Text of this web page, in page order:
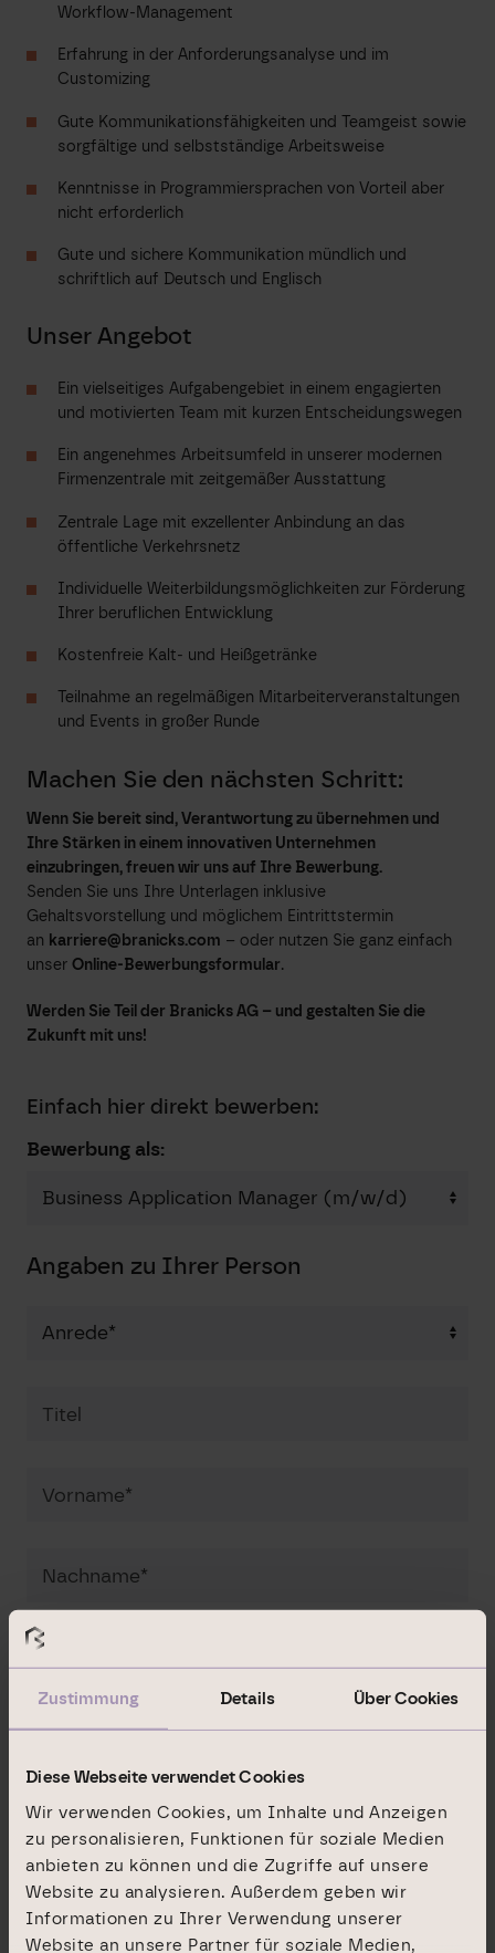
Zustimmung Details Über Cookies
Diese Webseite verwendet Cookies
Wir verwenden Cookies, um Inhalte und Anzeigen
zu personalisieren, Funktionen für soziale Medien
anbieten zu können und die Zugriffe auf unsere
Website zu analysieren. Außerdem geben wir
Informationen zu Ihrer Verwendung unserer
Website an unsere Partner für soziale Medien,
Workflow-Management
Erfahrung in der Anforderungsanalyse und im
Customizing
Gute Kommunikationsfähigkeiten und Teamgeist sowie
sorgfältige und selbstständige Arbeitsweise
Kenntnisse in Programmiersprachen von Vorteil aber
nicht erforderlich
Gute und sichere Kommunikation mündlich und
schriftlich auf Deutsch und Englisch
Unser Angebot
Ein vielseitiges Aufgabengebiet in einem engagierten
und motivierten Team mit kurzen Entscheidungswegen
Ein angenehmes Arbeitsumfeld in unserer modernen
Firmenzentrale mit zeitgemäßer Ausstattung
Zentrale Lage mit exzellenter Anbindung an das
öffentliche Verkehrsnetz
Individuelle Weiterbildungsmöglichkeiten zur Förderung
Ihrer beruflichen Entwicklung
Kostenfreie Kalt- und Heißgetränke
Teilnahme an regelmäßigen Mitarbeiterveranstaltungen
und Events in großer Runde
Machen Sie den nächsten Schritt:
Wenn Sie bereit sind, Verantwortung zu übernehmen und
Ihre Stärken in einem innovativen Unternehmen
einzubringen, freuen wir uns auf Ihre Bewerbung.
Senden Sie uns Ihre Unterlagen inklusive
Gehaltsvorstellung und möglichem Eintrittstermin
an karriere@branicks.com – oder nutzen Sie ganz einfach
unser Online-Bewerbungsformular.
Werden Sie Teil der Branicks AG – und gestalten Sie die
Zukunft mit uns!
Einfach hier direkt bewerben:
Bewerbung als:
Angaben zu Ihrer Person
Angaben zu Ihrem Wohnort